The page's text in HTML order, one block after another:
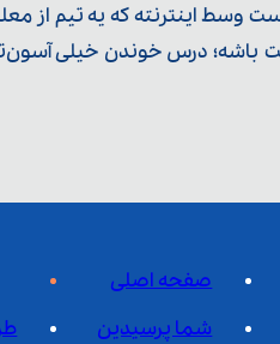
وسط اینترنته که یه تیم از
باشه؛ درس خوندن خیلی
صفحه اصلی
شما پرسیدین